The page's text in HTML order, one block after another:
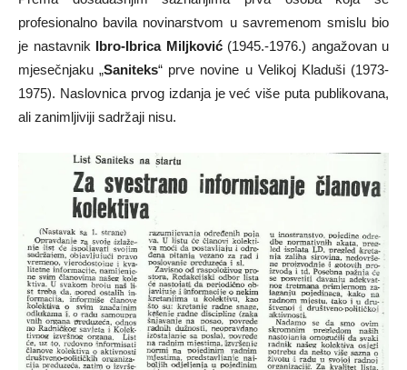
profesionalno bavila novinarstvom u savremenom smislu bio
je nastavnik Ibro-Ibrica Miljković(1945.-1976.) angažovan u
mjesečnjaku „Saniteks“ prve novine u Velikoj Kladuši (1973-
1975). Naslovnica prvog izdanja je već više puta publikovana,
ali zanimljiviji sadržaji nisu.